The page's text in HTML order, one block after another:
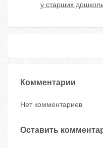
у старших
Комментарии
Нет комментариев
Оставить